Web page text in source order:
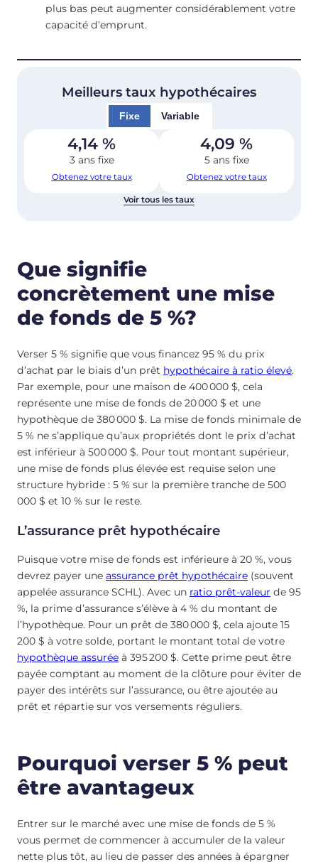
plus bas peut augmenter considérablement votre
capacité d’emprunt.
Meilleurs taux hypothécaires
Fixe Variable
4,14 %
3 ans fixe
Obtenez votre taux
4,09 %
5 ans fixe
Obtenez votre taux
Voir tous les taux
Que signifie
concrètement une mise
de fonds de 5 %?
Verser 5 % signifie que vous financez 95 % du prix
d’achat par le biais d’un prêt hypothécaire à ratio élevé.
Par exemple, pour une maison de 400 000 $, cela
représente une mise de fonds de 20 000 $ et une
hypothèque de 380 000 $. La mise de fonds minimale de
5 % ne s’applique qu’aux propriétés dont le prix d’achat
est inférieur à 500 000 $. Pour tout montant supérieur,
une mise de fonds plus élevée est requise selon une
structure hybride : 5 % sur la première tranche de 500
000 $ et 10 % sur le reste.
L’assurance prêt hypothécaire
Puisque votre mise de fonds est inférieure à 20 %, vous
devrez payer une assurance prêt hypothécaire (souvent
appelée assurance SCHL). Avec un ratio prêt-valeur de 95
%, la prime d’assurance s’élève à 4 % du montant de
l’hypothèque. Pour un prêt de 380 000 $, cela ajoute 15
200 $ à votre solde, portant le montant total de votre
hypothèque assurée à 395 200 $. Cette prime peut être
payée comptant au moment de la clôture pour éviter de
payer des intérêts sur l’assurance, ou être ajoutée au
prêt et répartie sur vos versements réguliers.
Pourquoi verser 5 % peut
être avantageux
Entrer sur le marché avec une mise de fonds de 5 %
vous permet de commencer à accumuler de la valeur
nette plus tôt, au lieu de passer des années à épargner